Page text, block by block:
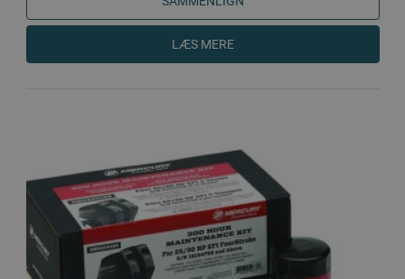
LÆS MERE